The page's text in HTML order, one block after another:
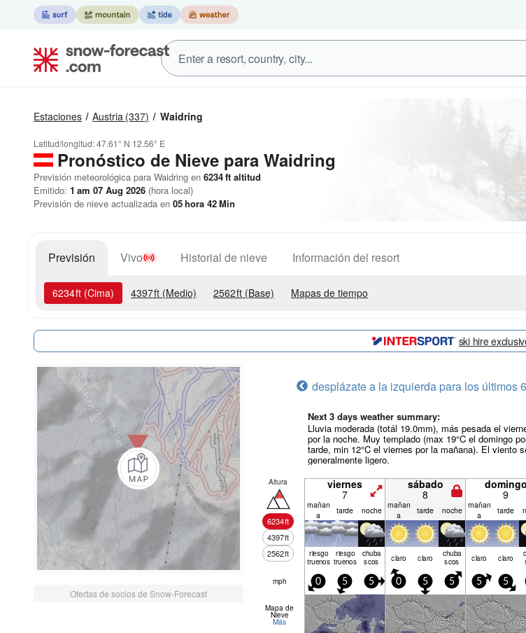
Estaciones Austria (337) Waidring
Latitud/longitud:47.61° N 12.56° E
Pronóstico de Nieve para Waidring
Previsión meteorológica para Waidring en 6234ft altitud
Emitido: 1 am 07 Aug 2026 (hora local)
Previsión de nieve actualizada en 05hora 42Min
Previsión Vivo Historial de nieve Información del resort
6234ft (Cima) 4397ft (Medio) 2562ft (Base) Mapas de tiempo
ski hire
Ofertas de socios de Snow-Forecast
desplázate a la izquierda para los últimos
Next 3 days weather summary:
Lluvia moderada (totál 19.0mm), más pesada el
por la noche. Muy templado (max 19°C el domingo
tarde, min 12°C el viernes por la mañana). El viento
generalmente ligero.
Altura
6234ft
4397ft
2562ft
viernes
7
sábado
8
domingo
9
mañan
a
tarde noche mañan
a
tarde noche mañan
a
tarde
riesgo
truenos
riesgo
truenos
chuba
scos claro claro chuba
scos claro claro
mph 0 5 5 0 5 5 5 5
Mapa de
Nieve
Más